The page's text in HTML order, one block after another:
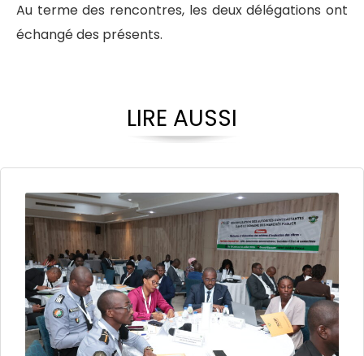
Au terme des rencontres, les deux délégations ont
échangé des présents.
LIRE AUSSI